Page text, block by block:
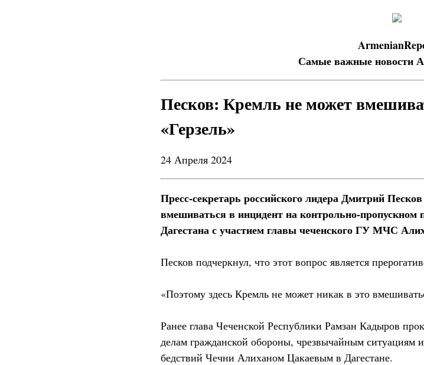
Самые важные новости
Песков: Кремль не может
«Герзель»
24 Апреля 2024
Пресс-секретарь российского лидера Дмитрий
вмешиваться в инцидент на контрольно-пропускном
Дагестана с участием главы чеченского ГУ МЧС
Песков подчеркнул, что этот вопрос является
«Поэтому здесь Кремль не может никак в это
Ранее глава Чеченской Республики Рамзан Кадыров
делам гражданской обороны, чрезвычайным ситуациям
бедствий Чечни Алиханом Цакаевым в Дагестане.